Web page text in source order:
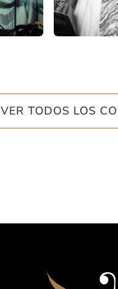
VER TODOS LOS